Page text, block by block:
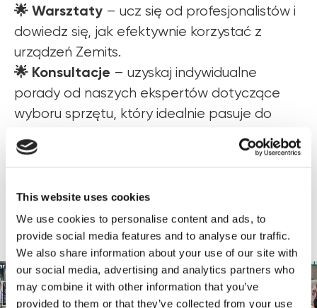
This website uses cookies
We use cookies to personalise content and ads, to
provide social media features and to analyse our traffic.
We also share information about your use of our site with
our social media, advertising and analytics partners who
may combine it with other information that you’ve
provided to them or that they’ve collected from your use
🌟 Warsztaty – ucz się od profesjonalistów i
dowiedz się, jak efektywnie korzystać z
urządzeń Zemits.
🌟 Konsultacje – uzyskaj indywidualne
porady od naszych ekspertów dotyczące
wyboru sprzętu, który idealnie pasuje do
Nie przegap okazji, aby zobaczyć Zemits na
ofert. Zarejestruj się na targi i uzyskaj dostęp
do targowego Cennika!